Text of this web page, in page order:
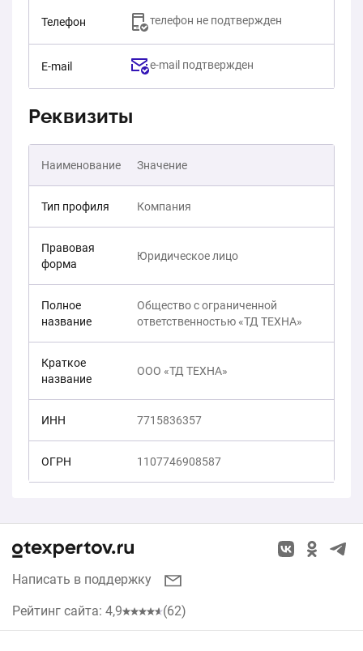
Телефон телефон не подтвержден
E-mail e-mail подтвержден
Реквизиты
Наименование Значение
Тип профиля Компания
Правовая
форма
Юридическое лицо
Полное
название
Общество с ограниченной
ответственностью «ТД ТЕХНА»
Краткое
название
ООО «ТД ТЕХНА»
ИНН 7715836357
ОГРН 1107746908587
Написать в поддержку
Рейтинг сайта: 4,9 (62)